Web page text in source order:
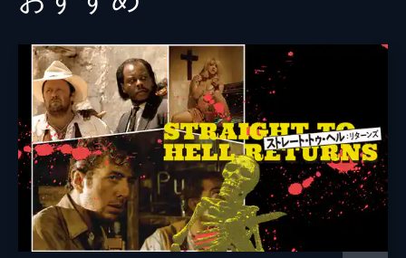
脚本
ピート・リッチェンス
音楽 モーターヘッド
製作 マイケル・ホワイト